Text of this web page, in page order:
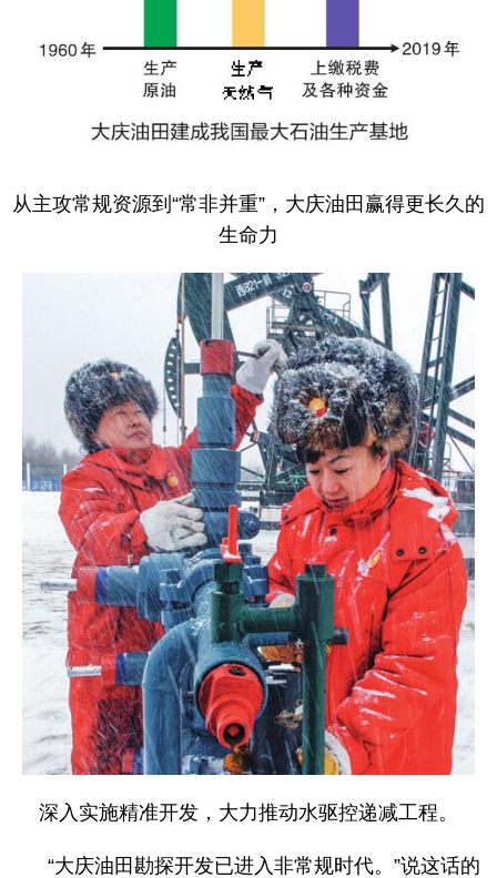
从主攻常规资源到“常非并重”，大庆油田赢得更长久的
生命力
深入实施精准开发，大力推动水驱控递减工程。
“大庆油田勘探开发已进入非常规时代。”说这话的